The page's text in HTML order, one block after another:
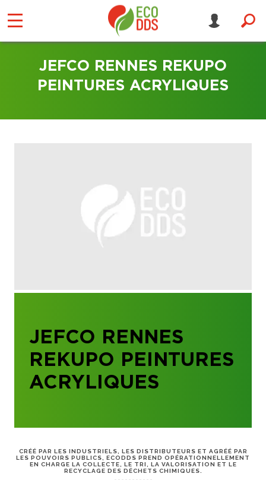
JEFCO RENNES REKUPO
PEINTURES ACRYLIQUES
JEFCO RENNES
REKUPO PEINTURES
ACRYLIQUES
CRÉÉ PAR LES INDUSTRIELS, LES DISTRIBUTEURS ET AGRÉÉ PAR
LES POUVOIRS PUBLICS, ECODDS PREND OPÉRATIONNELLEMENT
EN CHARGE LA COLLECTE, LE TRI, LA VALORISATION ET LE
RECYCLAGE DES DÉCHETS CHIMIQUES.